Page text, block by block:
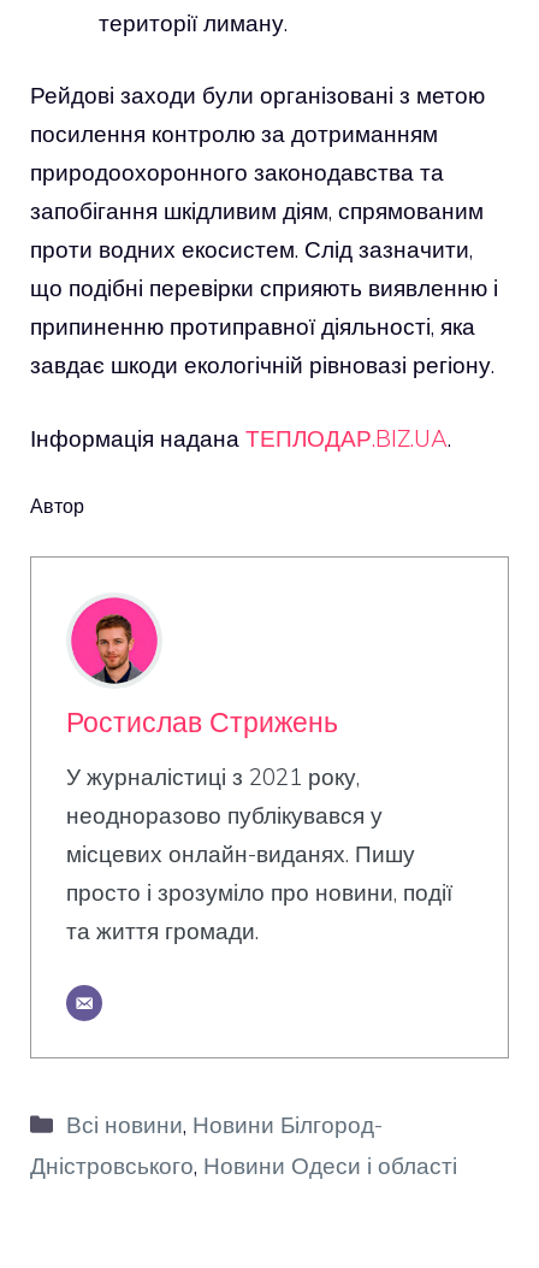
території лиману.
Рейдові заходи були організовані з метою
посилення контролю за дотриманням
природоохоронного законодавства та
запобігання шкідливим діям, спрямованим
проти водних екосистем. Слід зазначити,
що подібні перевірки сприяють виявленню і
припиненню протиправної діяльності, яка
завдає шкоди екологічній рівновазі регіону.
Інформація надана ТЕПЛОДАР.BIZ.UA.
Автор
Ростислав Стрижень
У журналістиці з 2021 року,
неодноразово публікувався у
місцевих онлайн-виданях. Пишу
просто і зрозуміло про новини, події
та життя громади.
Категорії
Всі новини, Новини Білгород-
Дністровського, Новини Одеси і області